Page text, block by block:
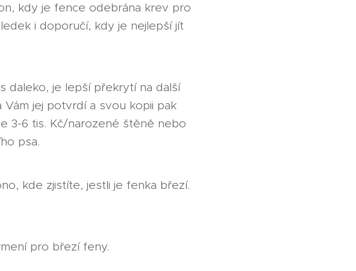
kdy je fence odebrána krev pro
i doporučí, kdy je nejlepší jít
daleko, je lepší překrytí na další
jej potvrdí a svou kopii pak
3-6 tis. Kč/narozené štěně nebo
psa.
kde zjistíte, jestli je fenka březí.
pro březí feny.